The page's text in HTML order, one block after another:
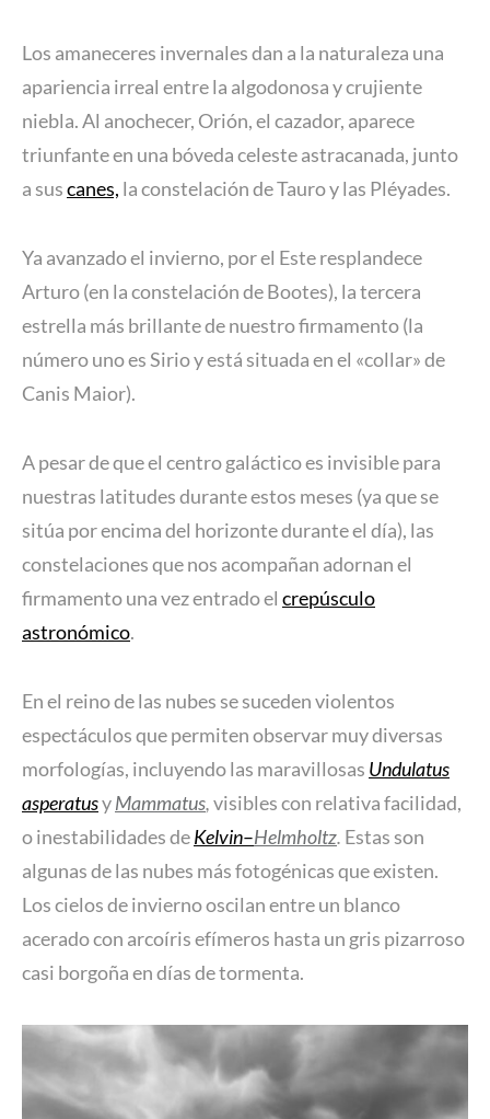
Los amaneceres invernales dan a la naturaleza una
apariencia irreal entre la algodonosa y crujiente
niebla. Al anochecer, Orión, el cazador, aparece
triunfante en una bóveda celeste astracanada, junto
a suscanes, la constelación de Tauro y las Pléyades.
Ya avanzado el invierno, por el Este resplandece
Arturo (en la constelación de Bootes), la tercera
estrella más brillante de nuestro firmamento (la
número uno es Sirio y está situada en el «collar» de
Canis Maior).
A pesar de que el centro galáctico es invisible para
nuestras latitudes durante estos meses (ya que se
sitúa por encima del horizonte durante el día), las
constelaciones que nos acompañan adornan el
firmamento una vez entrado el crepúsculo
astronómico.
En el reino de las nubes se suceden violentos
espectáculos que permiten observar muy diversas
morfologías, incluyendo las maravillosas Undulatus
asperatusyMammatus,visibles con relativa facilidad,
o inestabilidades deKelvin–Helmholtz. Estas son
algunas de las nubes más fotogénicas que existen.
Los cielos de invierno oscilan entre un blanco
acerado con arcoíris efímeros hasta un gris pizarroso
casi borgoña en días de tormenta.